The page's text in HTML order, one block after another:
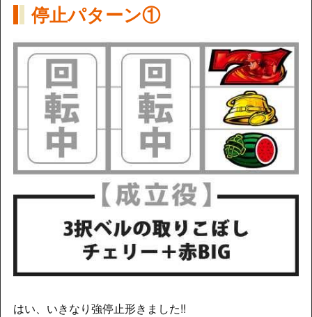
停止パターン①
はい、いきなり強停止形きました!!